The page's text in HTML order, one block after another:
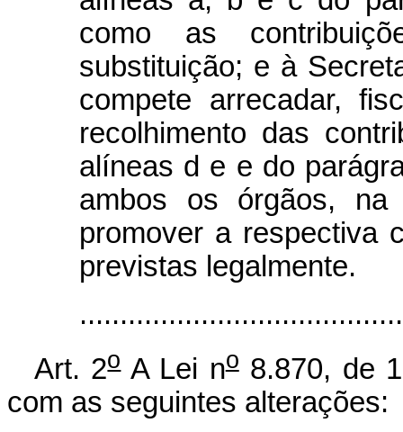
como as
substituição; e à
compete arrecadar,
recolhimento das
alíneas d e e do
ambos os órgãos, na
promover a respectiva
previstas legalmente.
Art. 2oA Lei no8.870, de
com as seguintes alterações: